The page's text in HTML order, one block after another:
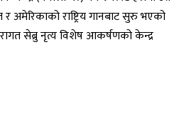
अमेरिकाको राष्ट्रिय गानबाट सुरु भएको
सेब्रु नृत्य विशेष आकर्षणको केन्द्र